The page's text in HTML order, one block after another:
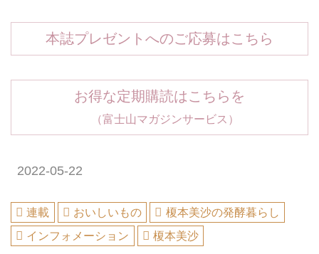
本誌プレゼントへのご応募はこちら
お得な定期購読はこちらを
（富士山マガジンサービス）
2022-05-22
連載 おいしいもの
榎本美沙の発酵暮らし
インフォメーション
榎本美沙